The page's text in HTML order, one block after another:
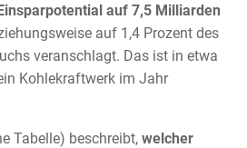
auf 7,5 Milliarden
auf 1,4 Prozent des
veranschlagt. Das ist in etwa
Kohlekraftwerk im Jahr
Tabelle) beschreibt, welcher